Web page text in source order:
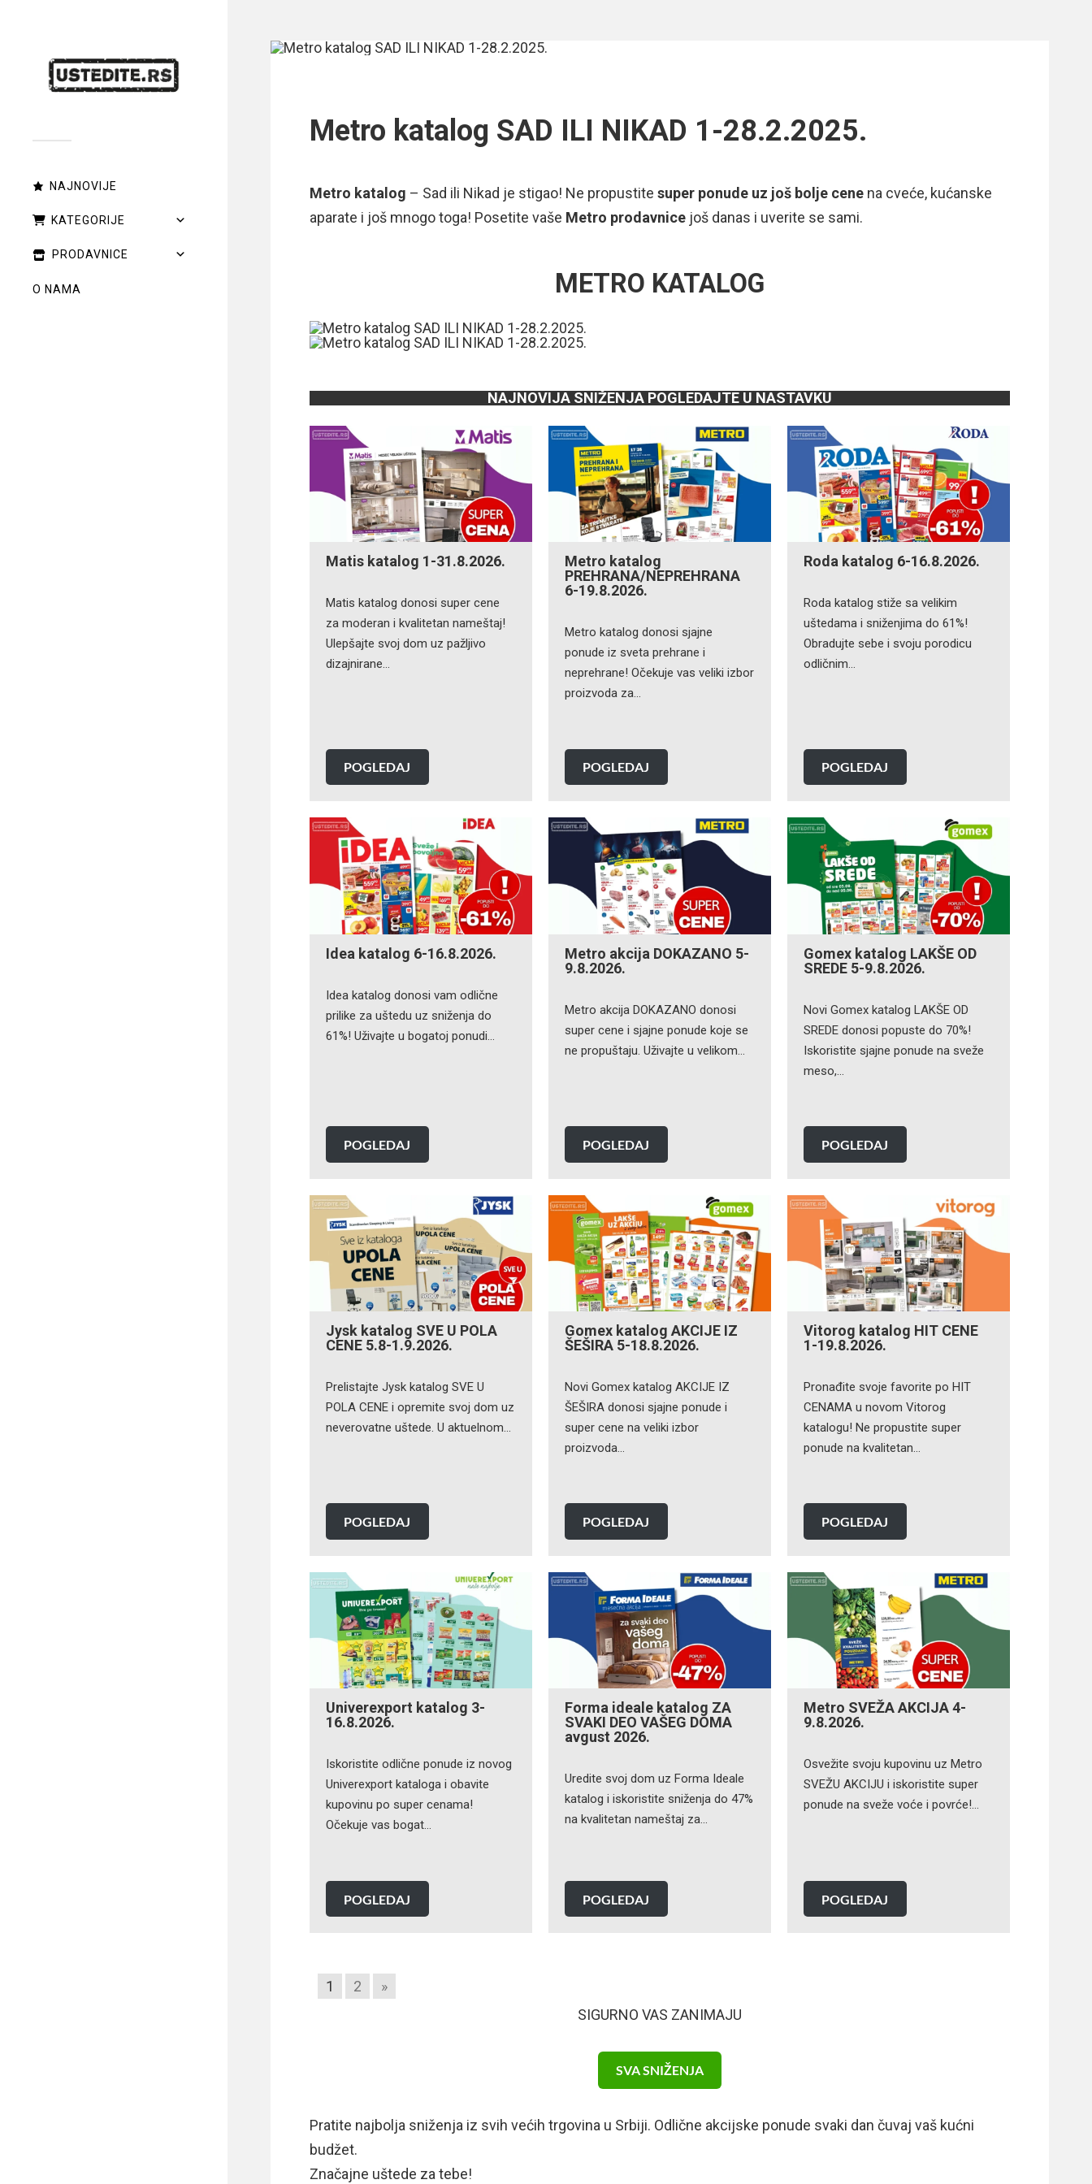
NAJNOVIJE
KATEGORIJE
PRODAVNICE
O NAMA
Metro katalog SAD ILI NIKAD 1-28.2.2025.
Metro katalog – Sad ili Nikad je stigao! Ne propustitesuper ponude uz još bolje cene na cveće, kućanske
aparate i još mnogo toga! Posetite vaše Metro prodavnice još danas i uverite se sami.
METRO KATALOG
NAJNOVIJA SNIŽENJA POGLEDAJTE U NASTAVKU
Matis katalog 1-31.8.2026.
Matis katalog donosi super cene
za moderan i kvalitetan nameštaj!
Ulepšajte svoj dom uz pažljivo
dizajnirane…
POGLEDAJ
Metro katalog
PREHRANA/NEPREHRANA
6-19.8.2026.
Metro katalog donosi sjajne
ponude iz sveta prehrane i
neprehrane! Očekuje vas veliki izbor
proizvoda za…
POGLEDAJ
Roda katalog 6-16.8.2026.
Roda katalog stiže sa velikim
uštedama i sniženjima do 61%!
Obradujte sebe i svoju porodicu
odličnim…
POGLEDAJ
Idea katalog 6-16.8.2026.
Idea katalog donosi vam odlične
prilike za uštedu uz sniženja do
61%! Uživajte u bogatoj ponudi…
POGLEDAJ
Metro akcija DOKAZANO 5-
9.8.2026.
Metro akcija DOKAZANO donosi
super cene i sjajne ponude koje se
ne propuštaju. Uživajte u velikom…
POGLEDAJ
Gomex katalog LAKŠE OD
SREDE 5-9.8.2026.
Novi Gomex katalog LAKŠE OD
SREDE donosi popuste do 70%!
Iskoristite sjajne ponude na sveže
meso,…
POGLEDAJ
Jysk katalog SVE U POLA
CENE 5.8-1.9.2026.
Prelistajte Jysk katalog SVE U
POLA CENE i opremite svoj dom uz
neverovatne uštede. U aktuelnom…
POGLEDAJ
Gomex katalog AKCIJE IZ
ŠEŠIRA 5-18.8.2026.
Novi Gomex katalog AKCIJE IZ
ŠEŠIRA donosi sjajne ponude i
super cene na veliki izbor
proizvoda…
POGLEDAJ
Vitorog katalog HIT CENE
1-19.8.2026.
Pronađite svoje favorite po HIT
CENAMA u novom Vitorog
katalogu! Ne propustite super
ponude na kvalitetan…
POGLEDAJ
Univerexport katalog 3-
16.8.2026.
Iskoristite odlične ponude iz novog
Univerexport kataloga i obavite
kupovinu po super cenama!
Očekuje vas bogat…
POGLEDAJ
Forma ideale katalog ZA
SVAKI DEO VAŠEG DOMA
avgust 2026.
Uredite svoj dom uz Forma Ideale
katalog i iskoristite sniženja do 47%
na kvalitetan nameštaj za…
POGLEDAJ
Metro SVEŽA AKCIJA 4-
9.8.2026.
Osvežite svoju kupovinu uz Metro
SVEŽU AKCIJU i iskoristite super
ponude na sveže voće i povrće!…
POGLEDAJ
1 2
»
SIGURNO VAS ZANIMAJU
SVA SNIŽENJA
Pratite najbolja sniženja iz svih većih trgovina u Srbiji. Odlične akcijske ponude svaki dan čuvaj vaš kućni
budžet.
Značajne uštede za tebe!